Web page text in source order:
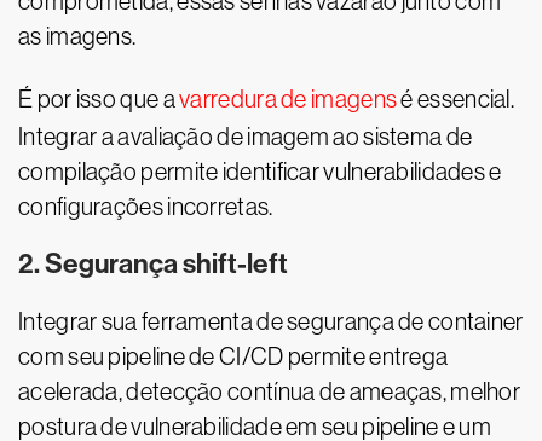
as imagens.
É por isso que avarredura de imagensé essencial.
Integrar a avaliação de imagem ao sistema de
compilação permite identificar vulnerabilidades e
configurações incorretas.
2. Segurança shift-left
Integrar sua ferramenta de segurança de container
com seu pipeline de CI/CD permite entrega
acelerada, detecção contínua de ameaças, melhor
postura de vulnerabilidade em seu pipeline e um